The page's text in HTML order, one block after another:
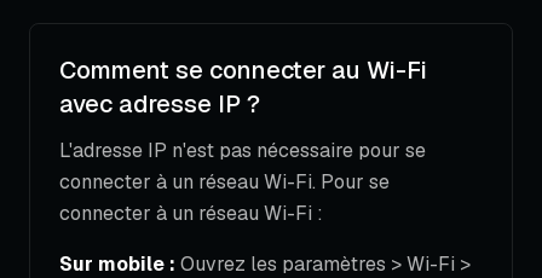
Comment se connecter au Wi-Fi
avec adresse IP ?
L'adresse IP n'est pas nécessaire pour se
connecter à un réseau Wi-Fi. Pour se
connecter à un réseau Wi-Fi :
Sur mobile : Ouvrez les paramètres > Wi-Fi >